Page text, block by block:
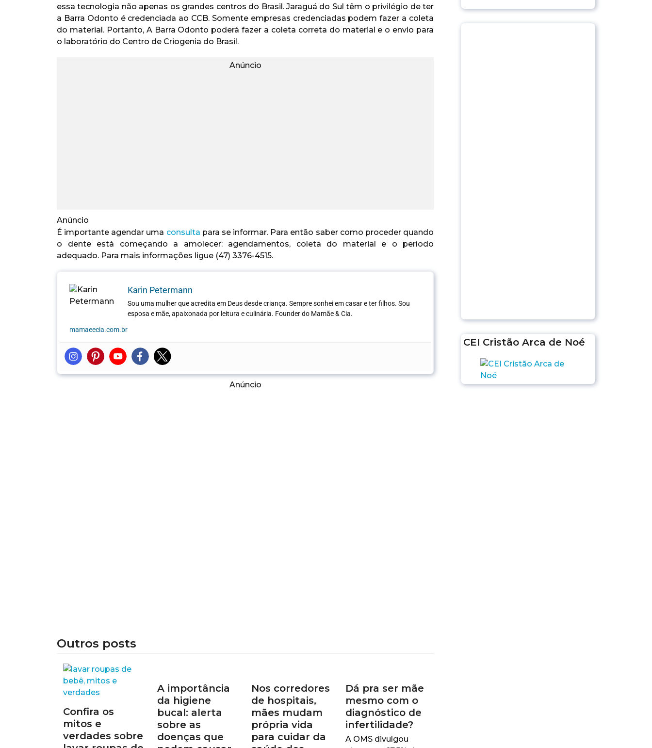
essa tecnologia não apenas os grandes centros do Brasil. Jaraguá do Sul têm o privilégio de ter
a Barra Odonto é credenciada ao CCB. Somente empresas credenciadas podem fazer a coleta
do material. Portanto, A Barra Odonto poderá fazer a coleta correta do material e o envio para
o laboratório do Centro de Criogenia do Brasil.
Anúncio
Anúncio
É importante agendar uma consulta para se informar. Para então saber como proceder quando
o dente está começando a amolecer: agendamentos, coleta do material e o período
adequado. Para mais informações ligue (47) 3376-4515.
Karin Petermann
Sou uma mulher que acredita em Deus desde criança. Sempre sonhei em casar e ter filhos. Sou
esposa e mãe, apaixonada por leitura e culinária. Founder do Mamãe & Cia.
mamaeecia.com.br
Anúncio
Outros posts
Confira os
mitos e
verdades sobre
A importância
da higiene
bucal: alerta
sobre as
doenças que
Nos corredores
de hospitais,
mães mudam
própria vida
para cuidar da
Dá pra ser mãe
mesmo com o
diagnóstico de
infertilidade?
A OMS divulgou
CEI Cristão Arca de Noé